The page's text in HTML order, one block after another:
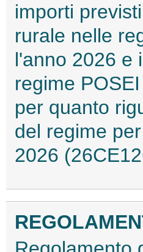
importi
rurale nelle
l'anno 2026 e
regime
per quanto
del regime
2026